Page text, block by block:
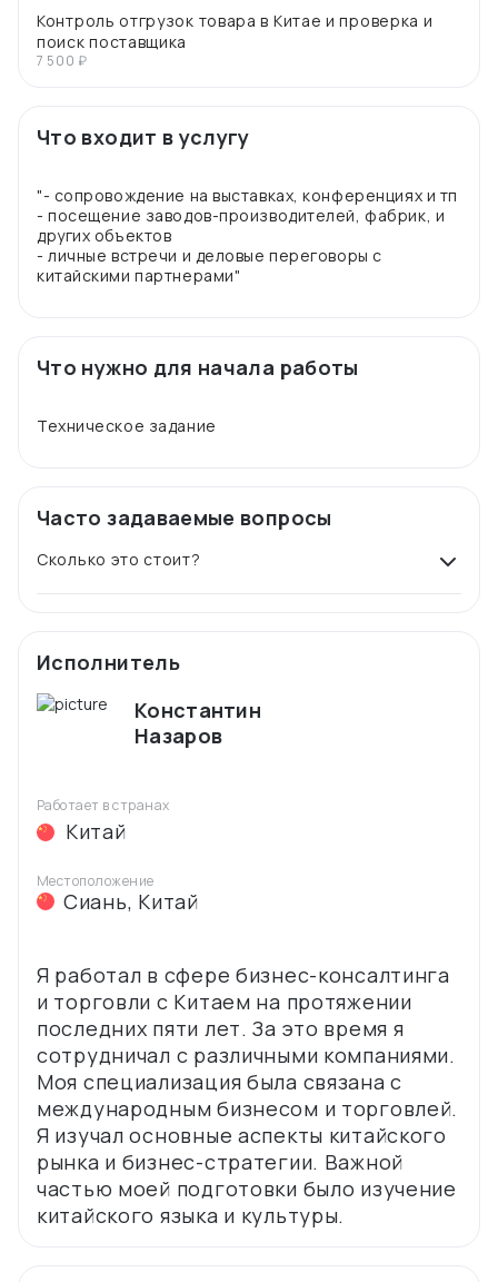
Контроль отгрузок товара в Китае и проверка и
поиск поставщика
7 500 ₽
Что входит в услугу
"- сопровождение на выставках, конференциях и тп
- посещение заводов-производителей, фабрик, и
других объектов
- личные встречи и деловые переговоры с
Что нужно для начала работы
Часто задаваемые вопросы
Сколько это стоит?
Исполнитель
Константин
Назаров
Работает в странах
Китай
Местоположение
Сиань, Китай
Я работал в сфере бизнес-консалтинга
и торговли с Китаем на протяжении
последних пяти лет. За это время я
сотрудничал с различными компаниями.
Моя специализация была связана с
международным бизнесом и торговлей.
Я изучал основные аспекты китайского
рынка и бизнес-стратегии. Важной
частью моей подготовки было изучение